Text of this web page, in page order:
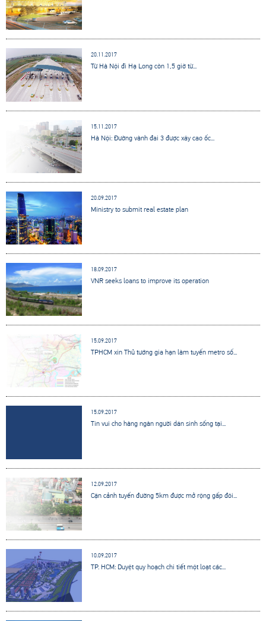
20.11.2017
Từ Hà Nội đi Hạ Long còn 1,5 giờ từ...
15.11.2017
Hà Nội: Đường vành đai 3 được xây cao ốc...
20.09.2017
Ministry to submit real estate plan
18.09.2017
VNR seeks loans to improve its operation
15.09.2017
TPHCM xin Thủ tướng gia hạn làm tuyến metro số...
15.09.2017
Tin vui cho hàng ngàn người dân sinh sống tại...
12.09.2017
Cận cảnh tuyến đường 5km được mở rộng gấp đôi...
10.09.2017
TP. HCM: Duyệt quy hoạch chi tiết một loạt các...